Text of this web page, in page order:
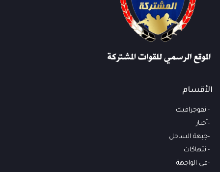
الأقسام
انفوجرافيك
أخبار
جبهة الساحل
انتهاكات
في الواجهة